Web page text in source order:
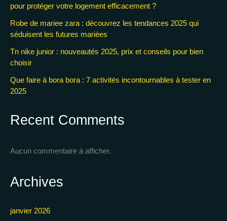
pour protéger votre logement efficacement ?
Robe de mariee zara : découvrez les tendances 2025 qui
séduisent les futures mariées
Tn nike junior : nouveautés 2025, prix et conseils pour bien
choisir
Que faire à bora bora : 7 activités incontournables à tester en
2025
Recent Comments
Aucun commentaire à afficher.
Archives
janvier 2026